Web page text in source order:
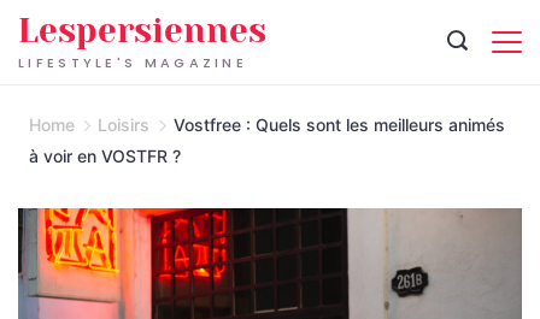
Skip
toLIFESTYLE'S MAGAZINE
Lespersiennes
Home Loisirs
Vostfree : Quels sont les meilleurs animés
à voir en VOSTFR ?